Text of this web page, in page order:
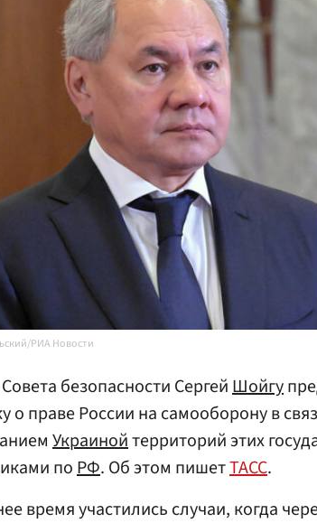
РИА Новости
безопасности СергейШойгу
о праве России на самооборону в
Украинойтерриторий этих
поРФ. Об этом пишетТАСС.
время участились случаи, когда